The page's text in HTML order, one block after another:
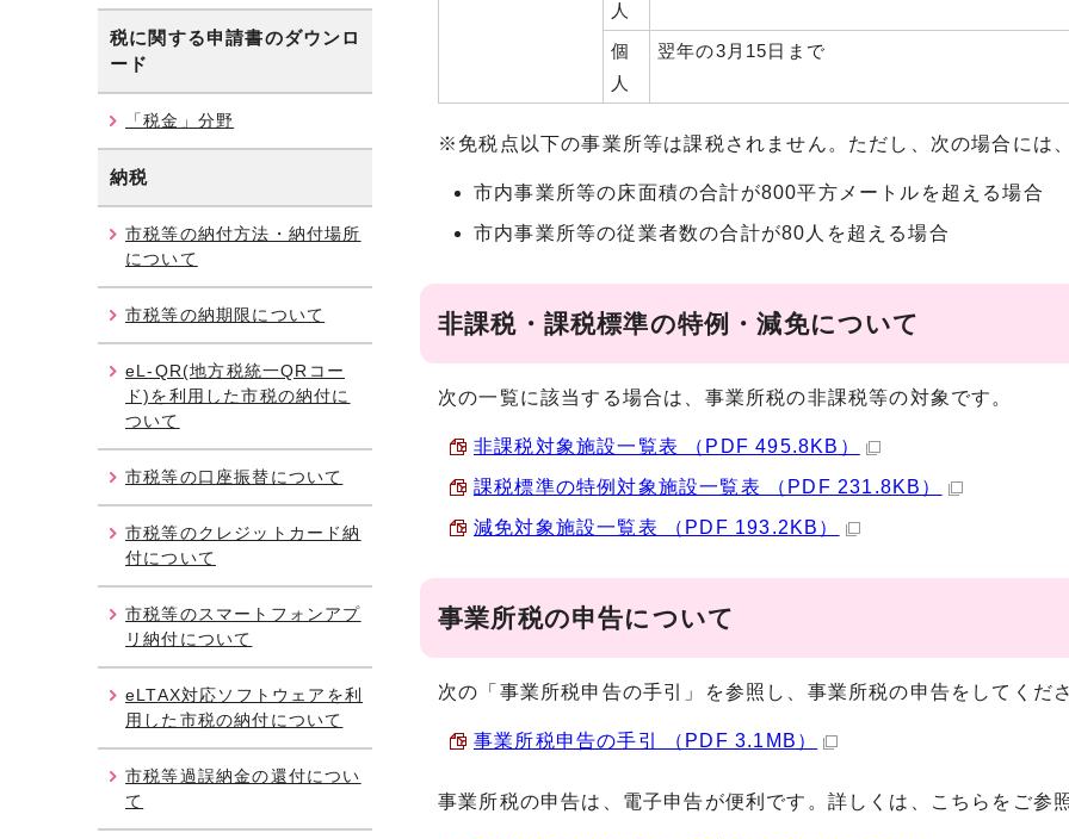
人
個
人
翌年の3月15日まで
※免税点以下の事業所等は課税されません。ただし、次の場合には
市内事業所等の床面積の合計が800平方メートルを超える場合
市内事業所等の従業者数の合計が80人を超える場合
非課税・課税標準の特例・減免について
次の一覧に該当する場合は、事業所税の非課税等の対象です。
非課税対象施設一覧表 （PDF 495.8KB）
課税標準の特例対象施設一覧表 （PDF 231.8KB）
減免対象施設一覧表 （PDF 193.2KB）
事業所税の申告について
次の「事業所税申告の手引」を参照し、事業所税の申告をしてくだ
事業所税申告の手引 （PDF 3.1MB）
事業所税の申告は、電子申告が便利です。詳しくは、こちらをご参
税に関する申請書のダウンロ
ード
「税金」分野
納税
市税等の納付方法・納付場所
について
市税等の納期限について
eL-QR(地方税統一QRコー
ド)を利用した市税の納付に
ついて
市税等の口座振替について
市税等のクレジットカード納
付について
市税等のスマートフォンアプ
リ納付について
eLTAX対応ソフトウェアを利
用した市税の納付について
市税等過誤納金の還付につい
て